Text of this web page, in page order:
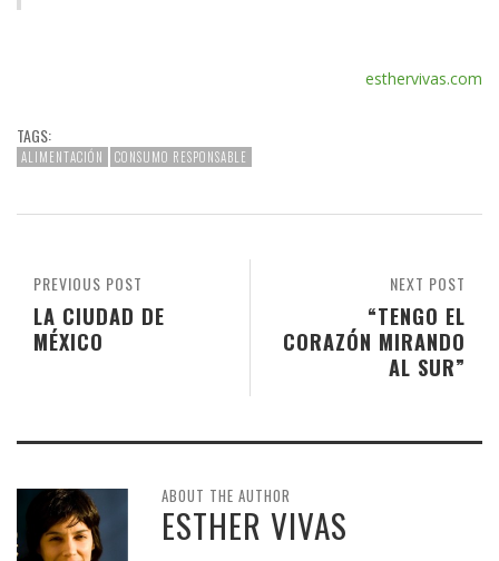
esthervivas.com
TAGS:
ALIMENTACIÓN CONSUMO RESPONSABLE
NEXT POST
“TENGO EL
CORAZÓN MIRANDO
AL SUR”
PREVIOUS POST
LA CIUDAD DE
MÉXICO
ABOUT THE AUTHOR
ESTHER VIVAS